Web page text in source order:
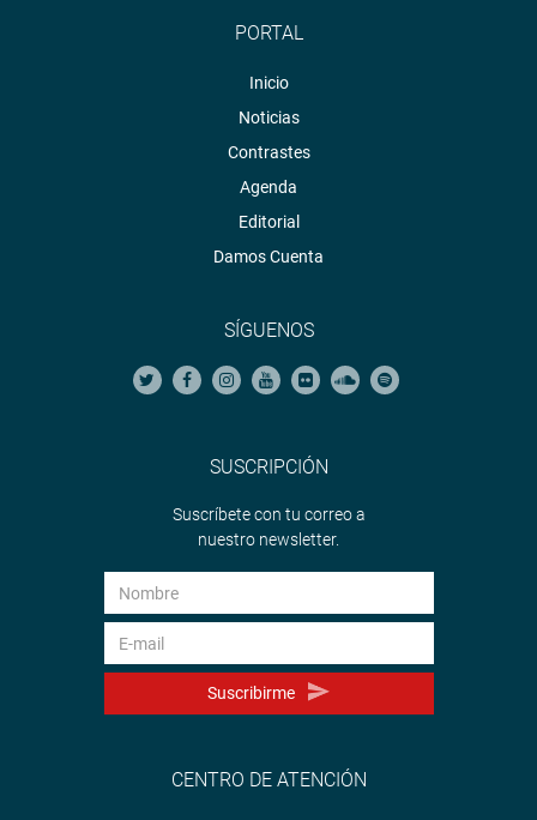
PORTAL
Inicio
Noticias
Contrastes
Agenda
Editorial
Damos Cuenta
SÍGUENOS
SUSCRIPCIÓN
Suscríbete con tu correo a
nuestro newsletter.
Suscribirme
CENTRO DE ATENCIÓN